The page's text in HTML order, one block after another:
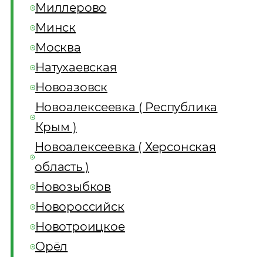
Миллерово
Минск
Москва
Натухаевская
Новоазовск
Новоалексеевка ( Республика
Крым )
Новоалексеевка ( Херсонская
область )
Новозыбков
Новороссийск
Новотроицкое
Орёл